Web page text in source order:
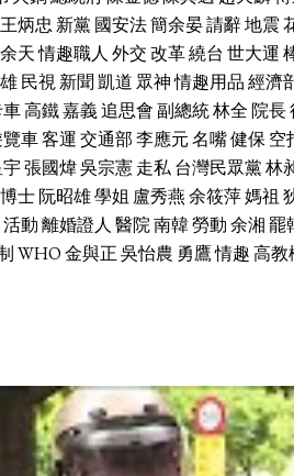
王炳忠 新黨國安法簡余晏請辭地震
余天情趣職人 外交改革繞台 世大運
民視新聞 凱道 眾神情趣用品經濟
高鐵嘉義追思會副總統林全 院長
車客運交通部李應元名嘴健保空
張國煒吳宗憲走私台灣民眾黨林
博士阮昭雄學姐 盧秀燕余筱萍媽祖
活動離婚證人 醫院南韓勞動余湘罷
WHO金與正吳怡農 勇鷹情趣高教